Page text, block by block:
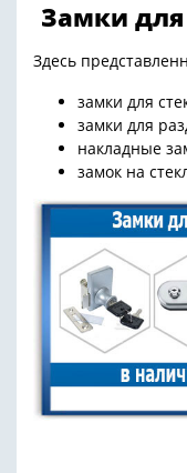
Замки
Здесь
замки для
замки для
накладные
замок на